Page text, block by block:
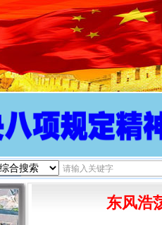
东风浩